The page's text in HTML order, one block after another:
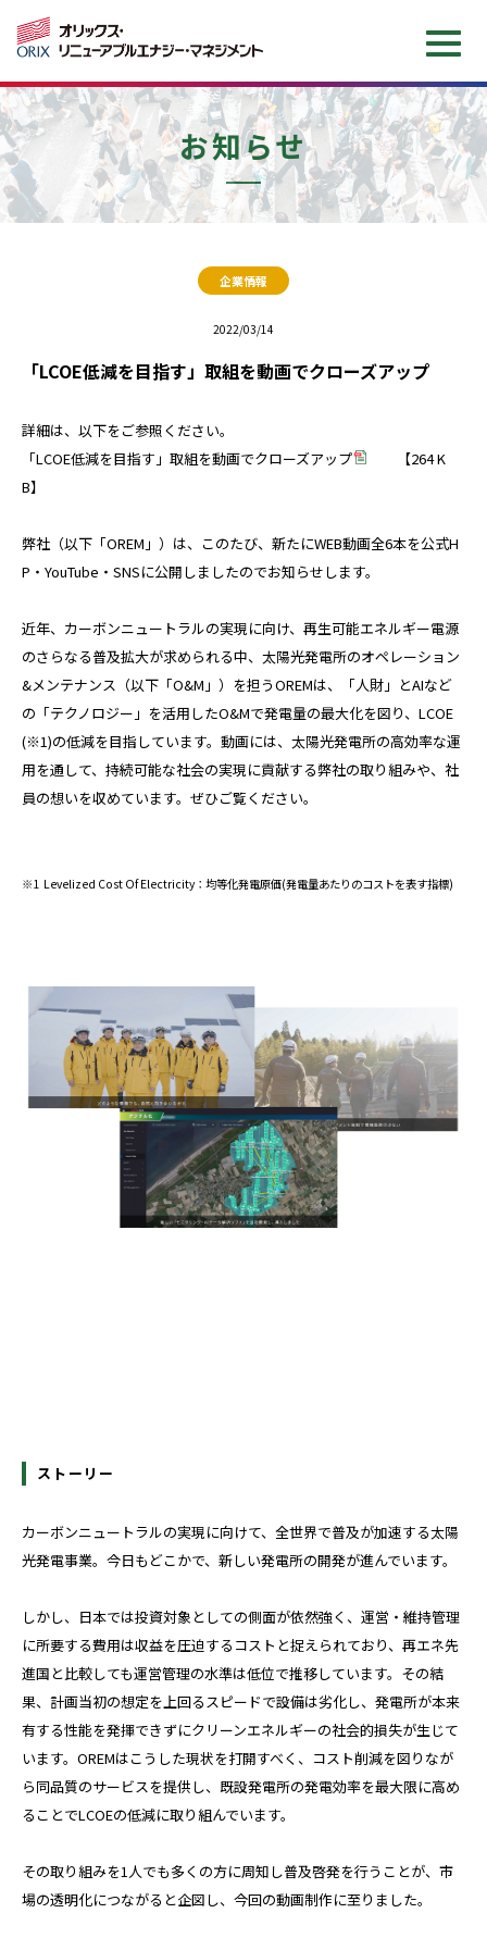
企業情報
サービス情報
お問い合わせ
会社案内（日本語） Company brochure（EN）
お知らせ
企業情報
2022/03/14
「LCOE低減を目指す」取組を動画でクローズアップ
詳細は、以下をご参照ください。
「LCOE低減を目指す」取組を動画でクローズアップ
【264 K
B】
弊社（以下「OREM」）は、このたび、新たにWEB動画全6本を公式H
P・YouTube・SNSに公開しましたのでお知らせします。
近年、カーボンニュートラルの実現に向け、再生可能エネルギー電源
のさらなる普及拡大が求められる中、太陽光発電所のオペレーション
&メンテナンス（以下「O&M」）を担うOREMは、「人財」とAIなど
の「テクノロジー」を活用したO&Mで発電量の最大化を図り、LCOE
(※1)の低減を目指しています。動画には、太陽光発電所の高効率な運
用を通して、持続可能な社会の実現に貢献する弊社の取り組みや、社
員の想いを収めています。ぜひご覧ください。
※1 Levelized Cost Of Electricity：均等化発電原価(発電量あたりのコストを表す指標)
ストーリー
カーボンニュートラルの実現に向けて、全世界で普及が加速する太陽
光発電事業。今日もどこかで、新しい発電所の開発が進んでいます。
しかし、日本では投資対象としての側面が依然強く、運営・維持管理
に所要する費用は収益を圧迫するコストと捉えられており、再エネ先
進国と比較しても運営管理の水準は低位で推移しています。その結
果、計画当初の想定を上回るスピードで設備は劣化し、発電所が本来
有する性能を発揮できずにクリーンエネルギーの社会的損失が生じて
います。OREMはこうした現状を打開すべく、コスト削減を図りなが
ら同品質のサービスを提供し、既設発電所の発電効率を最大限に高め
ることでLCOEの低減に取り組んでいます。
その取り組みを1人でも多くの方に周知し普及啓発を行うことが、市
場の透明化につながると企図し、今回の動画制作に至りました。